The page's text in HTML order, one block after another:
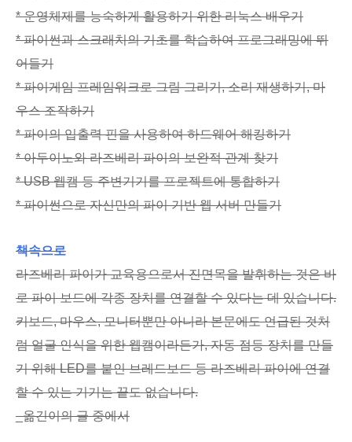
* 운영체제를 능숙하게 활용하기 위한 리눅스 배우기
* 파이썬과 스크래치의 기초를 학습하여 프로그래밍에 뛰
어들기
* 파이게임 프레임워크로 그림 그리기, 소리 재생하기, 마
우스 조작하기
* 파이의 입출력 핀을 사용하여 하드웨어 해킹하기
* 아두이노와 라즈베리 파이의 보완적 관계 찾기
* USB 웹캠 등 주변기기를 프로젝트에 통합하기
* 파이썬으로 자신만의 파이 기반 웹 서버 만들기
책속으로
라즈베리 파이가 교육용으로서 진면목을 발휘하는 것은 바
로 파이 보드에 각종 장치를 연결할 수 있다는 데 있습니다.
키보드, 마우스, 모니터뿐만 아니라 본문에도 언급된 것처
럼 얼굴 인식을 위한 웹캠이라든가, 자동 점등 장치를 만들
기 위해 LED를 붙인 브레드보드 등 라즈베리 파이에 연결
할 수 있는 기기는 끝도 없습니다.
_옮긴이의 글 중에서